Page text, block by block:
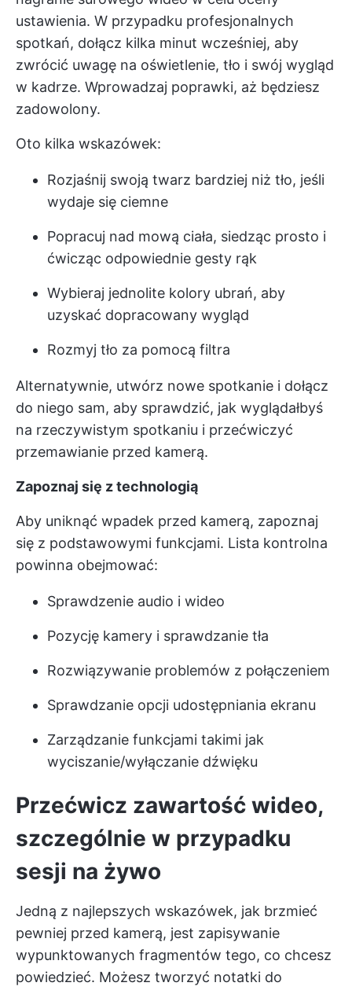
ustawienia. W przypadku profesjonalnych
spotkań, dołącz kilka minut wcześniej, aby
zwrócić uwagę na oświetlenie, tło i swój wygląd
w kadrze. Wprowadzaj poprawki, aż będziesz
zadowolony.
Oto kilka wskazówek:
Rozjaśnij swoją twarz bardziej niż tło, jeśli
wydaje się ciemne
Popracuj nad mową ciała, siedząc prosto i
ćwicząc odpowiednie gesty rąk
Wybieraj jednolite kolory ubrań, aby
uzyskać dopracowany wygląd
Rozmyj tło za pomocą filtra
Alternatywnie, utwórz nowe spotkanie i dołącz
do niego sam, aby sprawdzić, jak wyglądałbyś
na rzeczywistym spotkaniu i przećwiczyć
przemawianie przed kamerą.
Zapoznaj się z technologią
Aby uniknąć wpadek przed kamerą, zapoznaj
się z podstawowymi funkcjami. Lista kontrolna
powinna obejmować:
Sprawdzenie audio i wideo
Pozycję kamery i sprawdzanie tła
Rozwiązywanie problemów z połączeniem
Sprawdzanie opcji udostępniania ekranu
Zarządzanie funkcjami takimi jak
wyciszanie/wyłączanie dźwięku
Przećwicz zawartość wideo,
szczególnie w przypadku
sesji na żywo
Jedną z najlepszych wskazówek, jak brzmieć
pewniej przed kamerą, jest zapisywanie
wypunktowanych fragmentów tego, co chcesz
powiedzieć. Możesz tworzyć notatki do